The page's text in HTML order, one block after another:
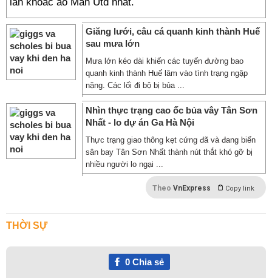
Giăng lưới, câu cá quanh kinh thành Huế
sau mưa lớn
Mưa lớn kéo dài khiến các tuyến đường bao
quanh kinh thành Huế lâm vào tình trạng ngập
nặng. Các lối đi bộ bị bủa ...
Nhìn thực trạng cao ốc bủa vây Tân Sơn
Nhất - lo dự án Ga Hà Nội
Thực trạng giao thông kẹt cứng đã và đang biến
sân bay Tân Sơn Nhất thành nút thắt khó gỡ bị
nhiều người lo ngại ...
Theo VnExpress Copy link
THỜI SỰ
0Chia sẻ